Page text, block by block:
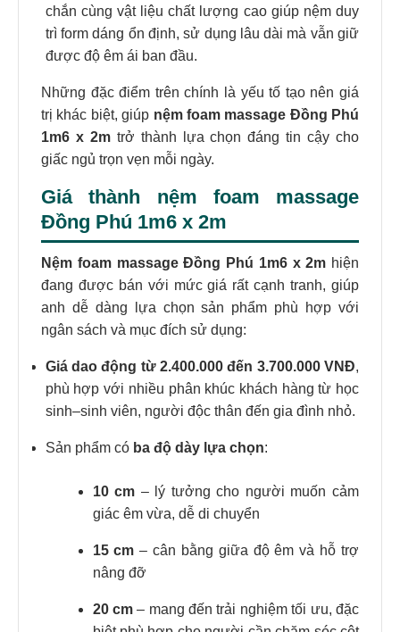
chắn cùng vật liệu chất lượng cao giúp nệm duy
trì form dáng ổn định, sử dụng lâu dài mà vẫn giữ
được độ êm ái ban đầu.
Những đặc điểm trên chính là yếu tố tạo nên giá
trị khác biệt, giúp nệm foam massage Đồng Phú
1m6 x 2mtrở thành lựa chọn đáng tin cậy cho
giấc ngủ trọn vẹn mỗi ngày.
Giá thành nệm foam massage
Đồng Phú 1m6 x 2m
Nệm foam massage Đồng Phú 1m6 x 2m hiện
đang được bán với mức giá rất cạnh tranh, giúp
anh dễ dàng lựa chọn sản phẩm phù hợp với
ngân sách và mục đích sử dụng:
Giá dao động từ 2.400.000 đến 3.700.000 VNĐ,
phù hợp với nhiều phân khúc khách hàng từ học
sinh–sinh viên, người độc thân đến gia đình nhỏ.
Sản phẩm có ba độ dày lựa chọn:
10 cm – lý tưởng cho người muốn cảm
giác êm vừa, dễ di chuyển
15 cm – cân bằng giữa độ êm và hỗ trợ
nâng đỡ
20 cm– mang đến trải nghiệm tối ưu, đặc